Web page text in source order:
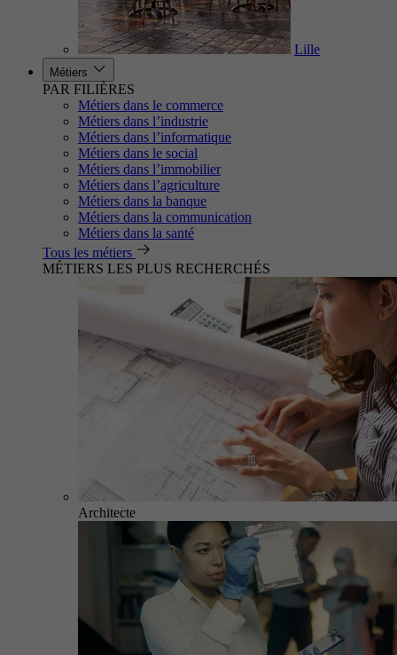
Lille
Métiers
PAR FILIÈRES
Métiers dans le commerce
Métiers dans l’industrie
Métiers dans l’informatique
Métiers dans le social
Métiers dans l’immobilier
Métiers dans l’agriculture
Métiers dans la banque
Métiers dans la communication
Métiers dans la santé
Tous les métiers
MÉTIERS LES PLUS RECHERCHÉS
Architecte